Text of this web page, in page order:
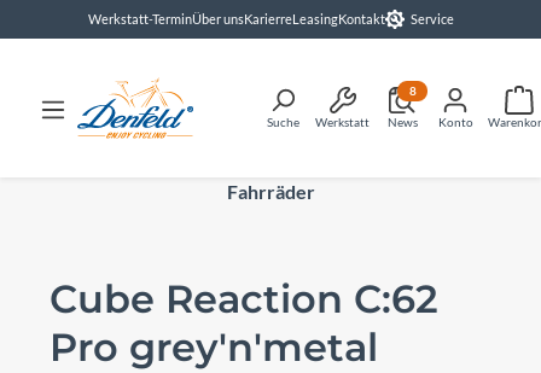
springenWerkstatt-TerminÜber unsKarierreLeasingKontakt Service
Suche Werkstatt News
8
Konto
Fahrräder
Cube Reaction C:62
Pro grey'n'metal